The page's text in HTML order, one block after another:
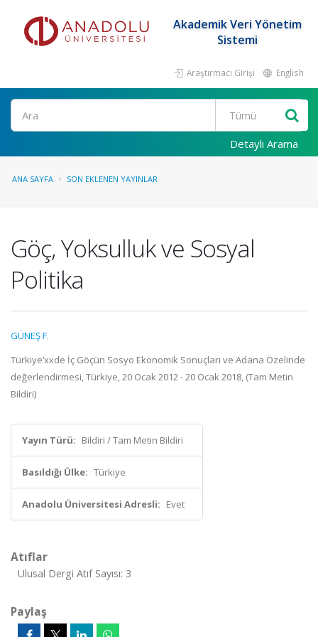
Akademik Veri Yönetim
Sistemi
Araştırmacı Girişi English
Ara
Detaylı Arama
ANA SAYFA SON EKLENEN YAYINLAR
Göç, Yoksulluk ve Sosyal
Politika
GÜNEŞ F.
Türkiye’xxde İç Göçün Sosyo Ekonomik Sonuçları ve Adana Özelinde
değerlendirmesi, Türkiye, 20 Ocak 2012 - 20 Ocak 2018, (Tam Metin
Bildiri)
Yayın Türü: Bildiri / Tam Metin Bildiri
Basıldığı Ülke: Türkiye
Anadolu Üniversitesi Adresli: Evet
Atıflar
Ulusal Dergi Atıf Sayısı: 3
Paylaş